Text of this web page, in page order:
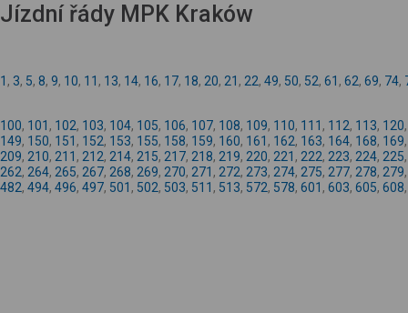
Jízdní řády MPK Kraków
1 , 3, 5, 8, 9, 10, 11 , 13, 14, 16, 17, 18, 20, 21 , 22, 49, 50, 52, 61 , 62, 69, 74,
100, 101 , 102, 103, 104, 105, 106, 107, 108, 109, 110, 111 , 112, 113, 120
149, 150, 151 , 152, 153, 155, 158, 159, 160, 161 , 162, 163, 164, 168, 169
209, 210, 211 , 212, 214, 215, 217, 218, 219, 220, 221 , 222, 223, 224, 225
262, 264, 265, 267, 268, 269, 270, 271 , 272, 273, 274, 275, 277, 278, 279
482, 494, 496, 497, 501 , 502, 503, 511 , 513, 572, 578, 601 , 603, 605, 608